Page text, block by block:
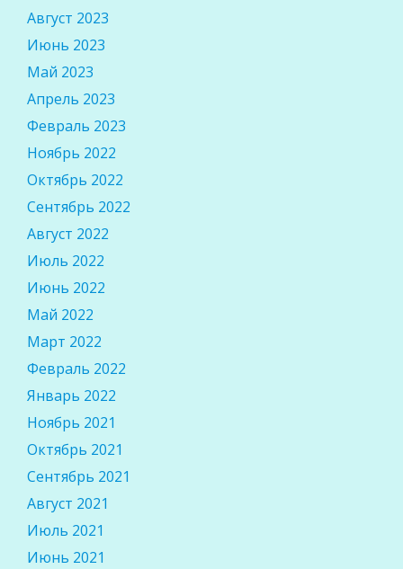
Август 2023
Июнь 2023
Май 2023
Апрель 2023
Февраль 2023
Ноябрь 2022
Октябрь 2022
Сентябрь 2022
Август 2022
Июль 2022
Июнь 2022
Май 2022
Март 2022
Февраль 2022
Январь 2022
Ноябрь 2021
Октябрь 2021
Сентябрь 2021
Август 2021
Июль 2021
Июнь 2021